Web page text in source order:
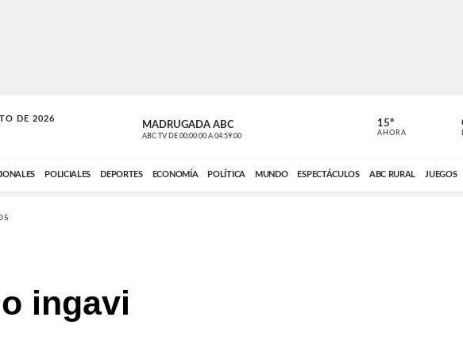
DE 2026
MADRUGADA ABC
ABC TV DE 00:00:00 A 04:59:00 ABC CARDINAL
15º
AHORA
POLICIALES DEPORTES ECONOMÍA POLÍTICA MUNDO ESPECTÁCULOS ABC RURAL JUEGOS
ingavi